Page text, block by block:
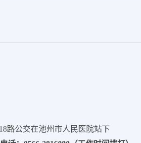
路公交在池州市人民医院站下